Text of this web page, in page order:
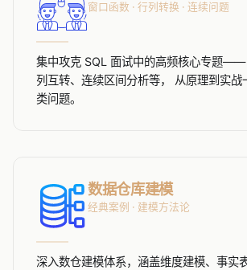
窗口函数 · 行列转换 · 连续问题
集中攻克 SQL 面试中的高频核心专题——
列互转、连续区间分析等， 从原理到实战
类问题。
数据仓库建模
经典案例 · 建模方法论
深入数仓建模体系，涵盖维度建模、事实